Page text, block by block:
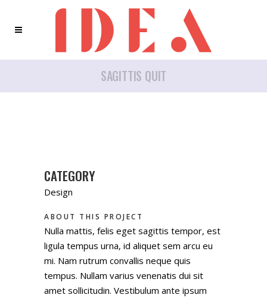
SAGITTIS QUIT
CATEGORY
Design
ABOUT THIS PROJECT
Nulla mattis, felis eget sagittis tempor, est
ligula tempus urna, id aliquet sem arcu eu
mi. Nam rutrum convallis neque quis
tempus. Nullam varius venenatis dui sit
amet sollicitudin. Vestibulum ante ipsum